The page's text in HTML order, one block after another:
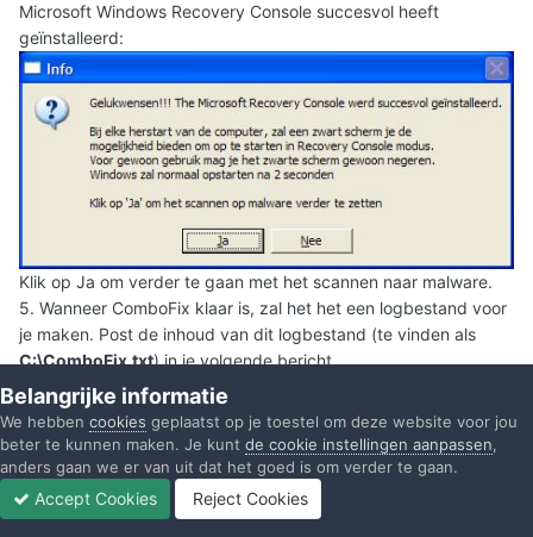
Microsoft Windows Recovery Console succesvol heeft
geïnstalleerd:
Klik op Ja om verder te gaan met het scannen naar malware.
5. Wanneer ComboFix klaar is, zal het het een logbestand voor
je maken. Post de inhoud van dit logbestand (te vinden als
C:\ComboFix.txt) in je volgende bericht.
joska
Geplaatst: 29 november 2010
Belangrijke informatie
We hebben cookies geplaatst op je toestel om deze website voor jou
beter te kunnen maken. Je kunt de cookie instellingen aanpassen,
anders gaan we er van uit dat het goed is om verder te gaan.
Accept Cookies Reject Cookies
Ongelezen